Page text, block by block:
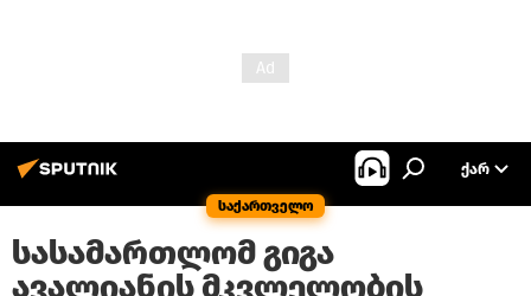
საქართველო
ᲥᲐᲠ
სასამართლომ გიგა
ავალიანის მკვლელობის